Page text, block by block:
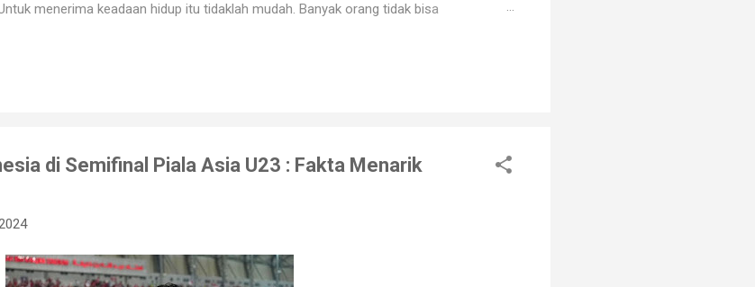
menerima keadaan hidup itu tidaklah mudah. Banyak orang tidak bisa
telah dipertahankan sekian lama, dan banyak orang menilainya sebagai orang
merupakan landasan penting dalam menjalankan kehidupan. Orang beriman selalu
di Semifinal Piala Asia U23 : Fakta Menarik